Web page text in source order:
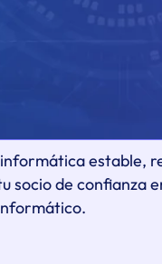
estable,
socio de confianza